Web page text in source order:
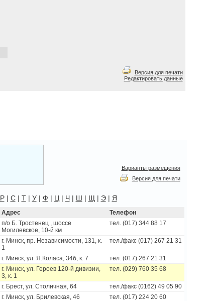
Версия для печати
Редактировать данные
Варианты размещения
Версия для печати
Р| С| Т| У| Ф | Ц | Ч| Ш | Щ | Э| Я
Адрес
Телефон
п/о Б. Тростенец , шоссе
Могилевское, 10-й км
тел. (017) 344 88 17
г. Минск, пр. Независимости, 131, к.
1
тел./факс (017) 267 21 31
г. Минск, ул. Я.Коласа, 34б, к. 7
тел. (017) 267 21 31
г. Минск, ул. Героев 120-й дивизии,
3, к. 1
тел. (029) 760 35 68
г. Брест, ул. Столичная, 64
тел./факс (0162) 49 05 90
г. Минск, ул. Брилевская, 46
тел. (017) 224 20 60